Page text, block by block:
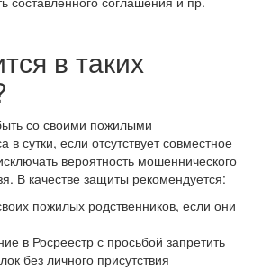
в таких
со своими пожилыми
в сутки, если отсутствует совместное
вероятность мошеннического
В качестве защиты рекомендуется:
пожилых родственников, если они
в Росреестр с просьбой запретить
без личного присутствия